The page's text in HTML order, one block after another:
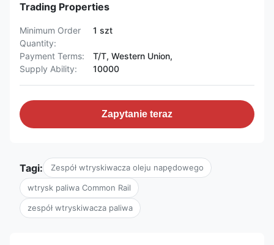
Trading Properties
Minimum Order
Quantity:
1 szt
Payment Terms:
T/T, Western Union,
Supply Ability:
10000
Zapytanie teraz
Tagi: Zespół wtryskiwacza oleju napędowego
wtrysk paliwa Common Rail
zespół wtryskiwacza paliwa